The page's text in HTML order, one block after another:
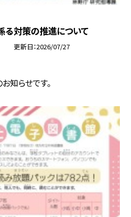
る対策の推進について
更新日 2026/07/27
知らせです。